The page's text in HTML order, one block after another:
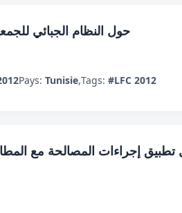
حول النظام الجبائي
Pays: Tunisie,Tags: #LFC 2012
إجراءات المصالحة مع